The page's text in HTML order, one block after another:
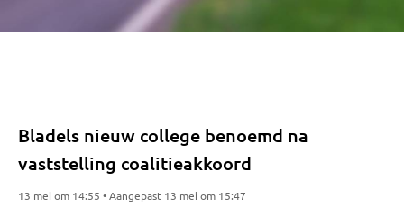
Bladels nieuw college benoemd na
vaststelling coalitieakkoord
13 mei om 14:55 • Aangepast 13 mei om 15:47